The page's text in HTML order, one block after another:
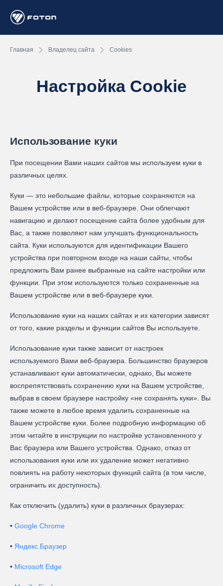
Главная Владелец сайта Cookies
Настройка Cookie
Использование куки
При посещении Вами наших сайтов мы используем куки в
различных целях.
Куки — это небольшие файлы, которые сохраняются на
Вашем устройстве или в веб-браузере. Они облегчают
навигацию и делают посещение сайта более удобным для
Вас, а также позволяют нам улучшать функциональность
сайта. Куки используются для идентификации Вашего
устройства при повторном входе на наши сайты, чтобы
предложить Вам ранее выбранные на сайте настройки или
функции. При этом используются только сохраненные на
Вашем устройстве или в веб-браузере куки.
Использование куки на наших сайтах и их категории зависят
от того, какие разделы и функции сайтов Вы используете.
Использование куки также зависит от настроек
используемого Вами веб-браузера. Большинство браузеров
устанавливают куки автоматически, однако, Вы можете
воспрепятствовать сохранению куки на Вашем устройстве,
выбрав в своем браузере настройку «не сохранять куки». Вы
также можете в любое время удалить сохраненные на
Вашем устройстве куки. Более подробную информацию об
этом читайте в инструкции по настройке установленного у
Вас браузера или Вашего устройства. Однако, отказ от
использования куки или их удаление может негативно
повлиять на работу некоторых функций сайта (в том числе,
ограничить их доступность).
Как отключить (удалить) куки в различных браузерах:
• Google Chrome
• Яндекс.Браузер
• Microsoft Edge